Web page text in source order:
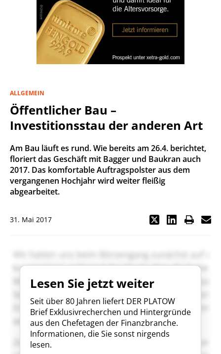
ALLGEMEIN
Öffentlicher Bau –
Investitionsstau der anderen Art
Am Bau läuft es rund. Wie bereits am 26.4. berichtet,
floriert das Geschäft mit Bagger und Baukran auch
2017. Das komfortable Auftragspolster aus dem
vergangenen Hochjahr wird weiter fleißig
abgearbeitet.
31. Mai 2017
Lesen Sie jetzt weiter
Seit über 80 Jahren liefert DER PLATOW
Brief Exklusivrecherchen und Hintergründe
aus den Chefetagen der Finanzbranche.
Informationen, die Sie sonst nirgends
lesen.